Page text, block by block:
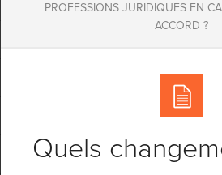
PROFESSIONS JURIDIQUES EN
ACCORD ?
Quels